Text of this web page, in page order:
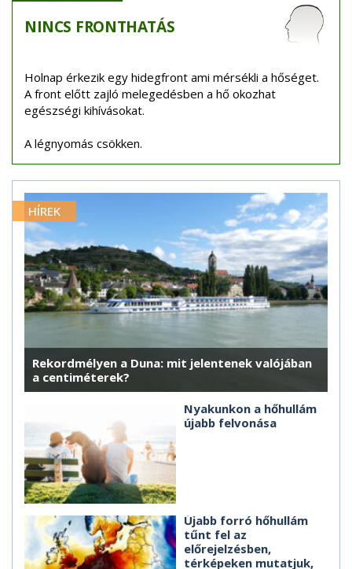
NINCS FRONTHATÁS
Holnap érkezik egy hidegfront ami mérsékli a hőséget.
A front előtt zajló melegedésben a hő okozhat
egészségi kihívásokat.
A légnyomás csökken.
HÍREK
Rekordmélyen a Duna: mit jelentenek valójában
a centiméterek?
Nyakunkon a hőhullám
újabb felvonása
Újabb forró hőhullám
tűnt fel az
előrejelzésben,
térképeken mutatjuk,